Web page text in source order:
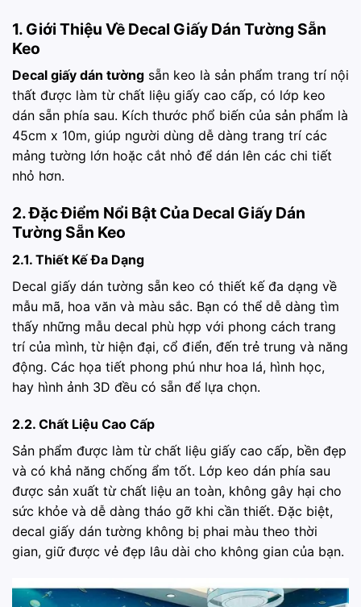
1. Giới Thiệu Về Decal Giấy Dán Tường Sẵn
Keo
Decal giấy dán tường sẵn keo là sản phẩm trang trí nội
thất được làm từ chất liệu giấy cao cấp, có lớp keo
dán sẵn phía sau. Kích thước phổ biến của sản phẩm là
45cm x 10m, giúp người dùng dễ dàng trang trí các
mảng tường lớn hoặc cắt nhỏ để dán lên các chi tiết
nhỏ hơn.
2. Đặc Điểm Nổi Bật Của Decal Giấy Dán
Tường Sẵn Keo
2.1. Thiết Kế Đa Dạng
Decal giấy dán tường sẵn keo có thiết kế đa dạng về
mẫu mã, hoa văn và màu sắc. Bạn có thể dễ dàng tìm
thấy những mẫu decal phù hợp với phong cách trang
trí của mình, từ hiện đại, cổ điển, đến trẻ trung và năng
động. Các họa tiết phong phú như hoa lá, hình học,
hay hình ảnh 3D đều có sẵn để lựa chọn.
2.2. Chất Liệu Cao Cấp
Sản phẩm được làm từ chất liệu giấy cao cấp, bền đẹp
và có khả năng chống ẩm tốt. Lớp keo dán phía sau
được sản xuất từ chất liệu an toàn, không gây hại cho
sức khỏe và dễ dàng tháo gỡ khi cần thiết. Đặc biệt,
decal giấy dán tường không bị phai màu theo thời
gian, giữ được vẻ đẹp lâu dài cho không gian của bạn.